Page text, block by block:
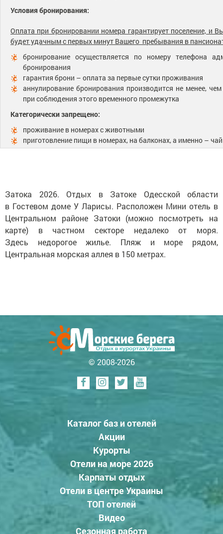
Условия бронирования:
Оплата при бронировании номера гарантирует поселение, и
будет удачным с первых минут Вашего пребывания в
бронирование осуществляется по номеру телефона
бронирования
гарантия брони – оплата за первые сутки проживания
аннулирование бронирования производится не менее,
при соблюдения этого временного промежутка
Категорически запрещено:
проживание в номерах с животными
приготовление пищи в номерах, на балконах, а именно –
Затока 2026. Отдых в Затоке Одесской области
в Гостевом доме У Ларисы. Расположен Мини отель в
Центральном районе Затоки (можно посмотреть на
карте) в частном секторе недалеко от моря.
Здесь недорогое жилье. Пляж и море рядом,
Центральная морская аллея в 150 метрах.
© 2008-2026
Каталог баз и отелей
Акции
Курорты
Отели на море 2026
Карпаты отдых
Отели в центре Украины
ТОП отелей
Видео
Сезонная работа